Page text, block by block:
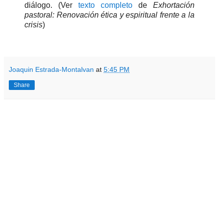
diálogo. (Ver texto completo de Exhortación
pastoral: Renovación ética y espiritual frente a la
crisis)
Joaquin Estrada-Montalvan at 5:45 PM
Share